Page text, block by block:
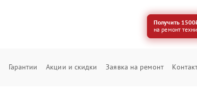
Получить
на ремонт
Гарантии Акции и скидки Заявка на ремонт